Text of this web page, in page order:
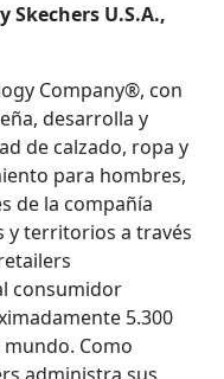
Skechers U.S.A.,
Company®, con
desarrolla y
de calzado, ropa y
para hombres,
de la compañía
y territorios a través
consumidor
5.300
Como